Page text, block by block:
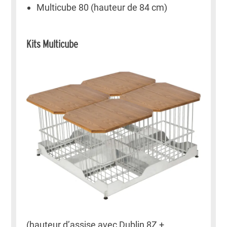
Multicube 80 (hauteur de 84 cm)
Kits Multicube